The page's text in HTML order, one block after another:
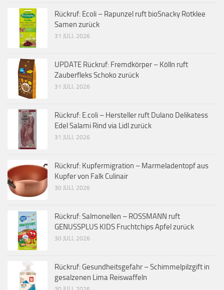
Rückruf: Ecoli – Rapunzel ruft bioSnacky Rotklee
Samen zurück
31 JULI, 2026
UPDATE Rückruf: Fremdkörper – Kölln ruft
Zauberfleks Schoko zurück
31 JULI, 2026
Rückruf: E.coli – Hersteller ruft Dulano Delikatess
Edel Salami Rind via Lidl zurück
31 JULI, 2026
Rückruf: Kupfermigration – Marmeladentopf aus
Kupfer von Falk Culinair
30 JULI, 2026
Rückruf: Salmonellen – ROSSMANN ruft
GENUSSPLUS KIDS Fruchtchips Apfel zurück
30 JULI, 2026
Rückruf: Gesundheitsgefahr – Schimmelpilzgift in
gesalzenen Lima Reiswaffeln